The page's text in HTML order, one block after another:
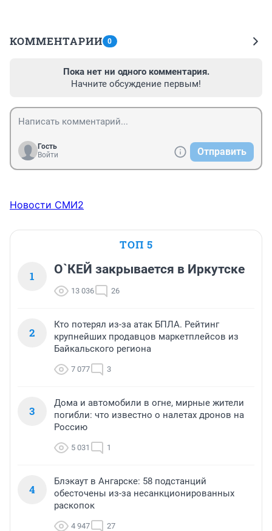
КОММЕНТАРИИ 0
Пока нет ни одного комментария.
Начните обсуждение первым!
Гость
Войти
Отправить
Новости СМИ2
ТОП 5
1 О`КЕЙ закрывается в Иркутске
13 036 26
2
Кто потерял из-за атак БПЛА. Рейтинг
крупнейших продавцов маркетплейсов из
Байкальского региона
7 077 3
3
Дома и автомобили в огне, мирные жители
погибли: что известно о налетах дронов на
Россию
5 031 1
4
Блэкаут в Ангарске: 58 подстанций
обесточены из-за несанкционированных
раскопок
4 947 27